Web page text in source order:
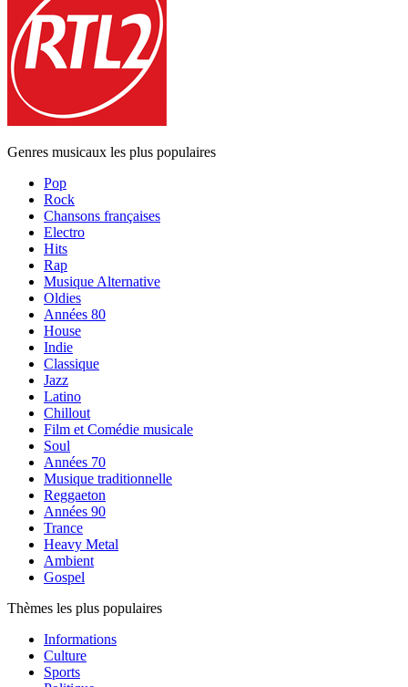
Genres musicaux les plus populaires
Pop
Rock
Chansons françaises
Electro
Hits
Rap
Musique Alternative
Oldies
Années 80
House
Indie
Classique
Jazz
Latino
Chillout
Film et Comédie musicale
Soul
Années 70
Musique traditionnelle
Reggaeton
Années 90
Trance
Heavy Metal
Ambient
Gospel
Thèmes les plus populaires
Informations
Culture
Sports